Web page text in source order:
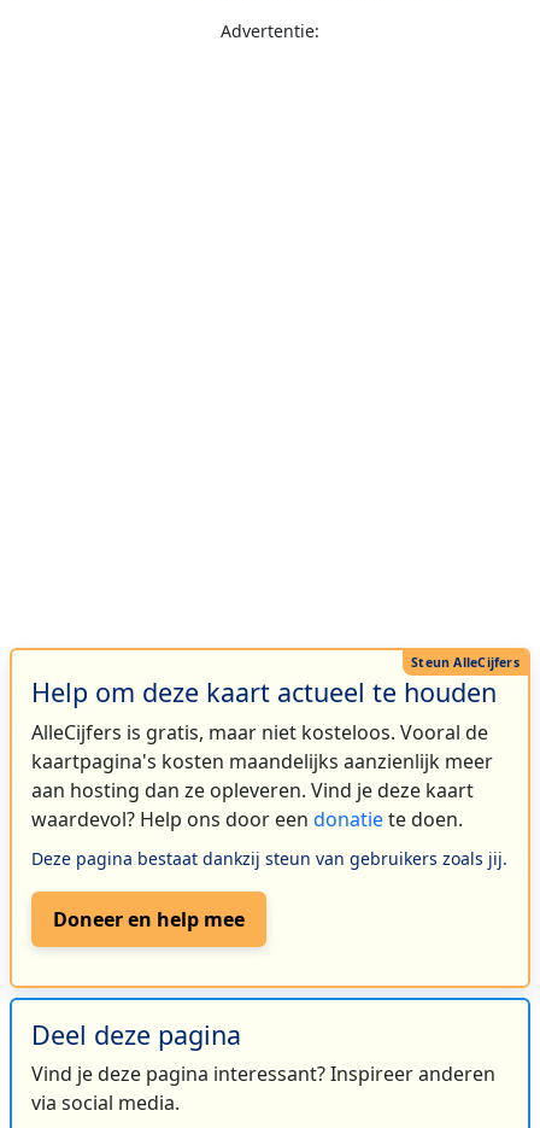
Advertentie:
Help om deze kaart actueel te houden
AlleCijfers is gratis, maar niet kosteloos. Vooral de
kaartpagina's kosten maandelijks aanzienlijk meer
aan hosting dan ze opleveren. Vind je deze kaart
waardevol? Help ons door een donatiete doen.
Deze pagina bestaat dankzij steun van gebruikers zoals jij.
Doneer en help mee
Deel deze pagina
Vind je deze pagina interessant? Inspireer anderen
via social media.